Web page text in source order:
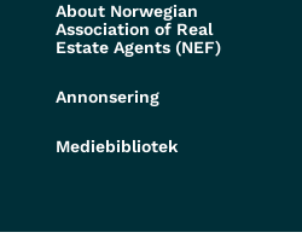
About Norwegian
Association of Real
Estate Agents (NEF)
Annonsering
Mediebibliotek